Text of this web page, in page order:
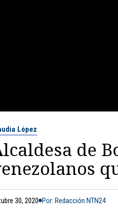
López
de
30, 2020 Por: Redacción NTN24